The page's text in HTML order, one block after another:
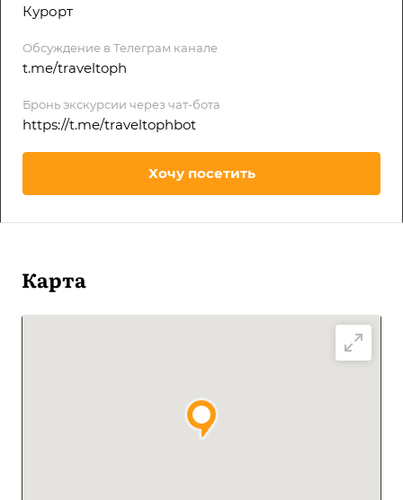
Курорт
Обсуждение в Телеграм канале
t.me/traveltoph
Бронь экскурсии через чат-бота
https://t.me/traveltophbot
Хочу посетить
Карта